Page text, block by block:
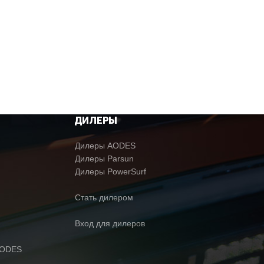
ДИЛЕРЫ
Дилеры AODES
Дилеры Parsun
Дилеры PowerSurf
Стать дилером
Вход для дилеров